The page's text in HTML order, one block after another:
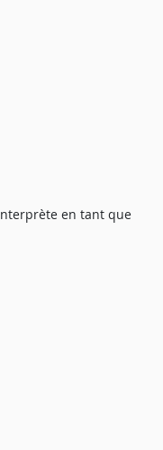
en tant que